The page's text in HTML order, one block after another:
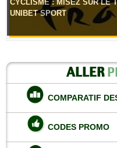
CYCLISME : MISEZ SUR LE
UNIBET SPORT
ALLER
COMPARATIF
CODES PROMO